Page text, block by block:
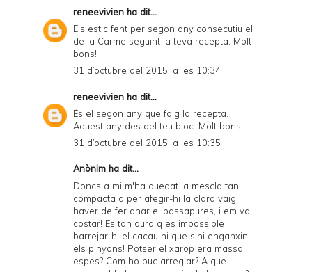
reneevivien ha dit...
Els estic fent per segon any consecutiu el
de la Carme seguint la teva recepta. Molt
bons!
31 d’octubre del 2015, a les 10:34
reneevivien ha dit...
És el segon any que faig la recepta.
Aquest any des del teu bloc. Molt bons!
31 d’octubre del 2015, a les 10:35
Anònim ha dit...
Doncs a mi m'ha quedat la mescla tan
compacta q per afegir-hi la clara vaig
haver de fer anar el passapures, i em va
costar! Es tan dura q es impossible
barrejar-hi el cacau ni que s'hi enganxin
els pinyons! Potser el xarop era massa
espes? Com ho puc arreglar? A que